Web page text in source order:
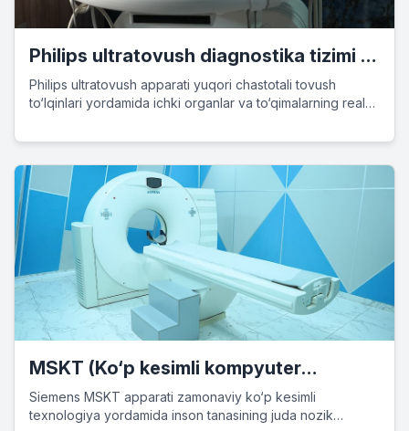
Philips ultratovush diagnostika tizimi –
ilg‘or tasvirlash texnologiyasi
Philips ultratovush apparati yuqori chastotali tovush
to‘lqinlari yordamida ichki organlar va to‘qimalarning real
keng qo‘llaniladigan diagnosti…
MSKT (Ko‘p kesimli kompyuter
tomografiyasi) – Siemens Healthineers
KT apparati
Siemens MSKT apparati zamonaviy ko‘p kesimli
texnologiya yordamida inson tanasining juda nozik